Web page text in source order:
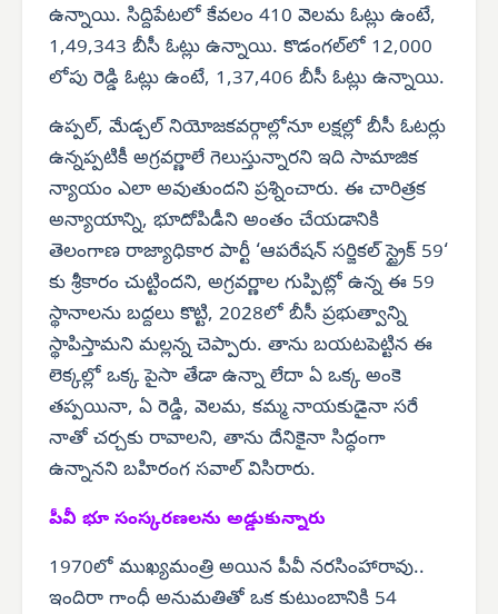
ఉన్నాయి. సిద్దిపేటలో కేవలం 410 వెలమ ఓట్లు ఉంటే,
1,49,343 బీసీ ఓట్లు ఉన్నాయి. కొడంగల్‌లో 12,000
లోపు రెడ్డి ఓట్లు ఉంటే, 1,37,406 బీసీ ఓట్లు ఉన్నాయి.
ఉప్పల్, మేడ్చల్ నియోజకవర్గాల్లోనూ లక్షల్లో బీసీ ఓటర్లు
ఉన్నప్పటికీ అగ్రవర్ణాలే గెలుస్తున్నారని ఇది సామాజిక
న్యాయం ఎలా అవుతుందని ప్రశ్నించారు. ఈ చారిత్రక
అన్యాయాన్ని, భూదోపిడీని అంతం చేయడానికి
తెలంగాణ రాజ్యాధికార పార్టీ ‘ఆపరేషన్ సర్జికల్ స్ట్రైక్ 59‘
కు శ్రీకారం చుట్టిందని, అగ్రవర్ణాల గుప్పిట్లో ఉన్న ఈ 59
స్థానాలను బద్దలు కొట్టి, 2028లో బీసీ ప్రభుత్వాన్ని
స్థాపిస్తామని మల్లన్న చెప్పారు. తాను బయటపెట్టిన ఈ
లెక్కల్లో ఒక్క పైసా తేడా ఉన్నా లేదా ఏ ఒక్క అంకె
తప్పయినా, ఏ రెడ్డి, వెలమ, కమ్మ నాయకుడైనా సరే
నాతో చర్చకు రావాలని, తాను దేనికైనా సిద్ధంగా
ఉన్నానని బహిరంగ సవాల్ విసిరారు.
పీవీ భూ సంస్కరణలను అడ్డుకున్నారు
1970లో ముఖ్యమంత్రి అయిన పీవీ నరసింహారావు..
ఇందిరా గాంధీ అనుమతితో ఒక కుటుంబానికి 54